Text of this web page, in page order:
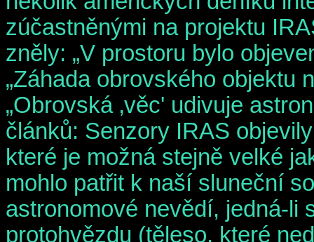
zúčastněnými na projektu
zněly: „V prostoru bylo
„Záhada obrovského objektu
„Obrovská ‚věc' udivuje
článků: Senzory IRAS
které je možná stejně velké
mohlo patřit k naší sluneční
astronomové nevědí, jedná-li
protohvězdu (těleso, které